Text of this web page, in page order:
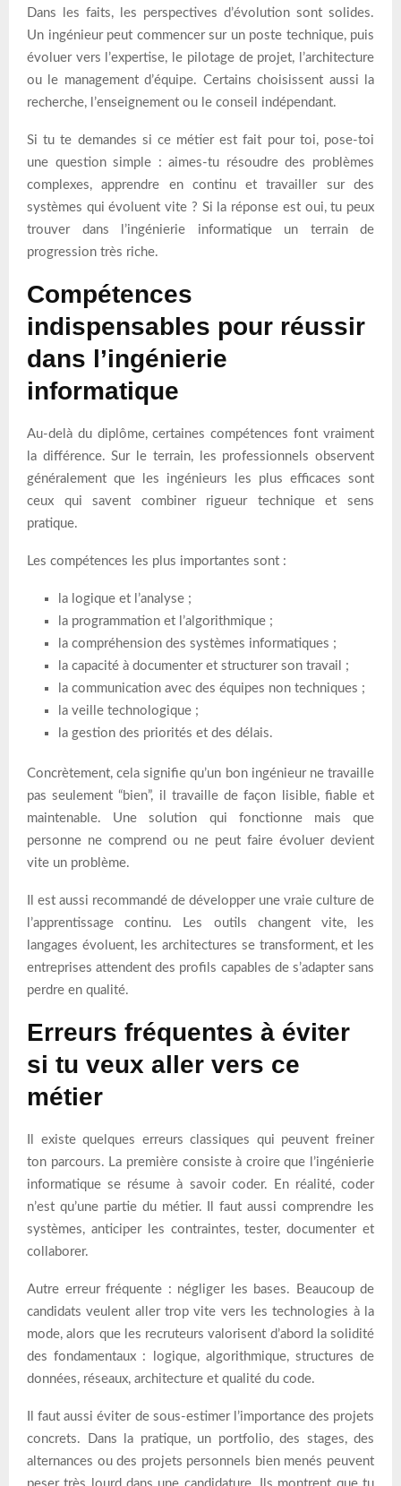
Dans les faits, les perspectives d’évolution sont solides.
Un ingénieur peut commencer sur un poste technique, puis
évoluer vers l’expertise, le pilotage de projet, l’architecture
ou le management d’équipe. Certains choisissent aussi la
recherche, l’enseignement ou le conseil indépendant.
Si tu te demandes si ce métier est fait pour toi, pose-toi
une question simple : aimes-tu résoudre des problèmes
complexes, apprendre en continu et travailler sur des
systèmes qui évoluent vite ? Si la réponse est oui, tu peux
trouver dans l’ingénierie informatique un terrain de
progression très riche.
Compétences
indispensables pour réussir
dans l’ingénierie
informatique
Au-delà du diplôme, certaines compétences font vraiment
la différence. Sur le terrain, les professionnels observent
généralement que les ingénieurs les plus efficaces sont
ceux qui savent combiner rigueur technique et sens
pratique.
Les compétences les plus importantes sont :
la logique et l’analyse ;
la programmation et l’algorithmique ;
la compréhension des systèmes informatiques ;
la capacité à documenter et structurer son travail ;
la communication avec des équipes non techniques ;
la veille technologique ;
la gestion des priorités et des délais.
Concrètement, cela signifie qu’un bon ingénieur ne travaille
pas seulement “bien”, il travaille de façon lisible, fiable et
maintenable. Une solution qui fonctionne mais que
personne ne comprend ou ne peut faire évoluer devient
vite un problème.
Il est aussi recommandé de développer une vraie culture de
l’apprentissage continu. Les outils changent vite, les
langages évoluent, les architectures se transforment, et les
entreprises attendent des profils capables de s’adapter sans
perdre en qualité.
Erreurs fréquentes à éviter
si tu veux aller vers ce
métier
Il existe quelques erreurs classiques qui peuvent freiner
ton parcours. La première consiste à croire que l’ingénierie
informatique se résume à savoir coder. En réalité, coder
n’est qu’une partie du métier. Il faut aussi comprendre les
systèmes, anticiper les contraintes, tester, documenter et
collaborer.
Autre erreur fréquente : négliger les bases. Beaucoup de
candidats veulent aller trop vite vers les technologies à la
mode, alors que les recruteurs valorisent d’abord la solidité
des fondamentaux : logique, algorithmique, structures de
données, réseaux, architecture et qualité du code.
Il faut aussi éviter de sous-estimer l’importance des projets
concrets. Dans la pratique, un portfolio, des stages, des
alternances ou des projets personnels bien menés peuvent
peser très lourd dans une candidature. Ils montrent que tu